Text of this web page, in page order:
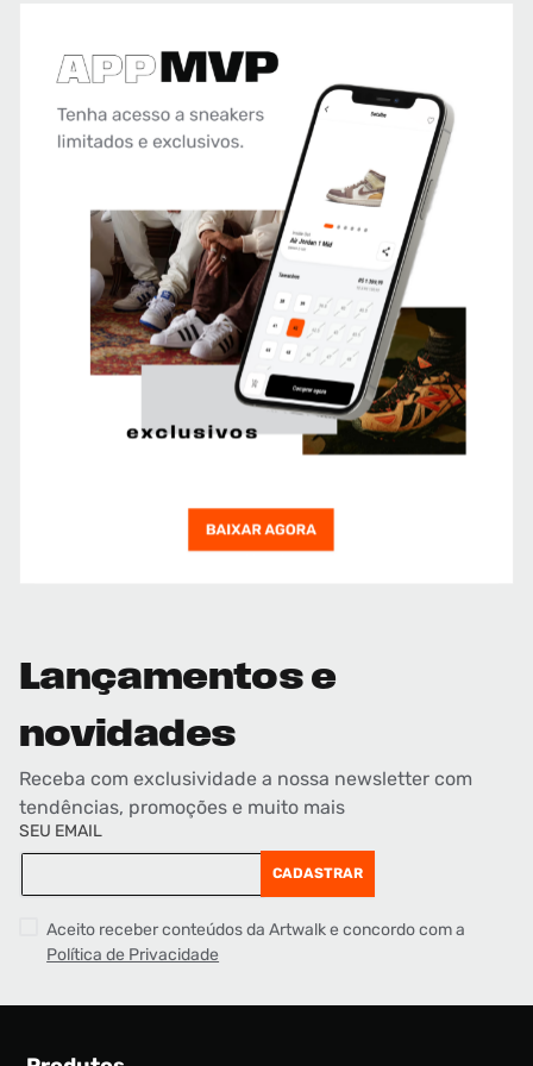
Lançamentos e
novidades
Receba com exclusividade a nossa newsletter com
tendências, promoções e muito mais
SEU EMAIL
CADASTRAR
Aceito receber conteúdos da Artwalk e concordo com a
Política de Privacidade